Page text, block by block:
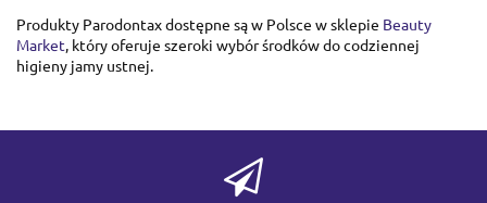
Produkty Parodontax dostępne są w Polsce w sklepie Beauty
Market, który oferuje szeroki wybór środków do codziennej
higieny jamy ustnej.